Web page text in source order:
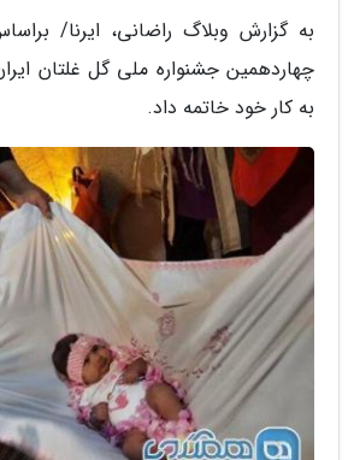
به گزارش وبلاگ راضانی، ایرنا/
چهاردهمین جشنواره ملی گل غلتان
به کار خود خاتمه داد.